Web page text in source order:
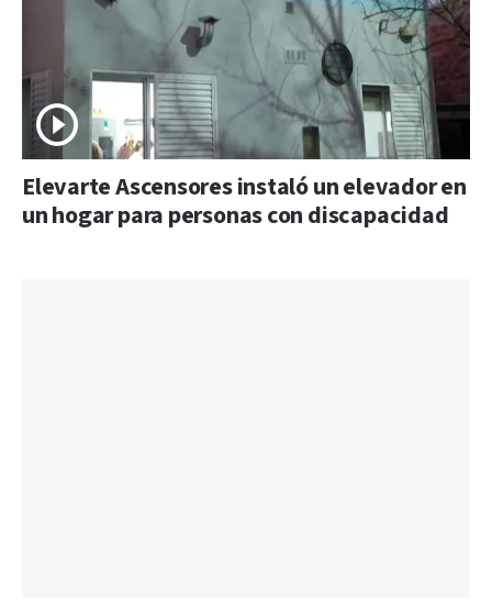
Elevarte Ascensores instaló un elevador en
un hogar para personas con discapacidad